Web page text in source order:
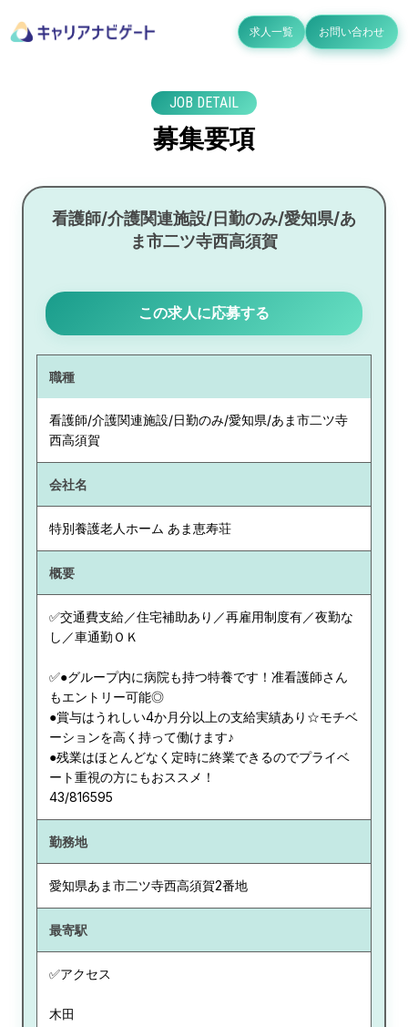
求人一覧 お問い合わせ
JOB DETAIL
募集要項
看護師/介護関連施設/日勤のみ/愛知県/あ
ま市二ツ寺西高須賀
この求人に応募する
職種
看護師/介護関連施設/日勤のみ/愛知県/あま市二ツ寺
西高須賀
会社名
特別養護老人ホーム あま恵寿荘
概要
✅交通費支給／住宅補助あり／再雇用制度有／夜勤な
し／車通勤ＯＫ
✅●グループ内に病院も持つ特養です！准看護師さん
もエントリー可能◎
●賞与はうれしい4か月分以上の支給実績あり☆モチベ
ーションを高く持って働けます♪
●残業はほとんどなく定時に終業できるのでプライベ
ート重視の方にもおススメ！
43/816595
勤務地
愛知県あま市二ツ寺西高須賀2番地
最寄駅
✅アクセス
木田